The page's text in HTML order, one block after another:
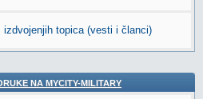
izdvojenjih topica (vesti i članci)
NA MYCITY-MILITARY